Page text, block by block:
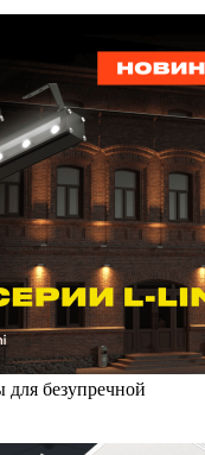
безупречной